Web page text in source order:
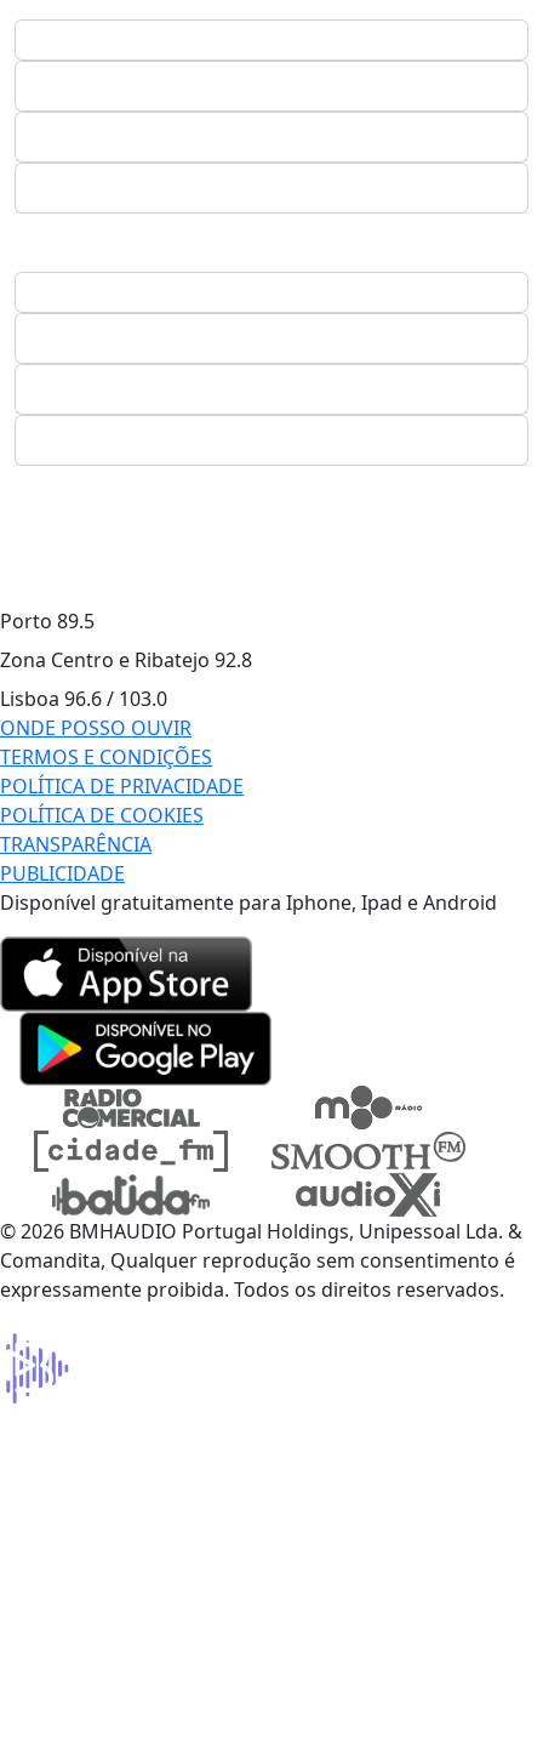
Porto 89.5
Zona Centro e Ribatejo 92.8
Lisboa 96.6 / 103.0
ONDE POSSO OUVIR
TERMOS E CONDIÇÕES
POLÍTICA DE PRIVACIDADE
POLÍTICA DE COOKIES
TRANSPARÊNCIA
PUBLICIDADE
Disponível gratuitamente para Iphone, Ipad e Android
© 2026 BMHAUDIO Portugal Holdings, Unipessoal Lda. &
Comandita, Qualquer reprodução sem consentimento é
expressamente proibida. Todos os direitos reservados.